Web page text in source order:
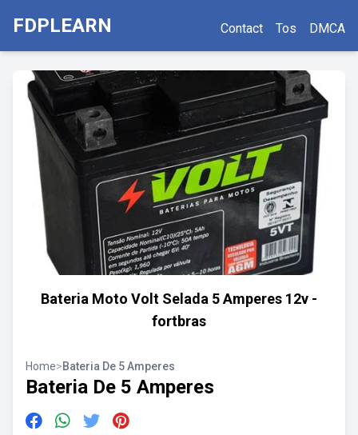
FDPLEARN Contact Tos DMCA
Bateria Moto Volt Selada 5 Amperes 12v -
fortbras
Home>Bateria De 5 Amperes
Bateria De 5 Amperes